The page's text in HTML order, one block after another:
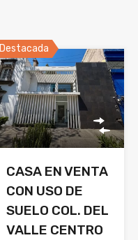
Destacada
CASA EN VENTA
CON USO DE
SUELO COL. DEL
VALLE CENTRO